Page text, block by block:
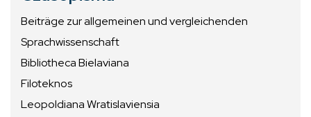
Beiträge zur allgemeinen und vergleichenden
Sprachwissenschaft
Bibliotheca Bielaviana
Filoteknos
Leopoldiana Wratislaviensia